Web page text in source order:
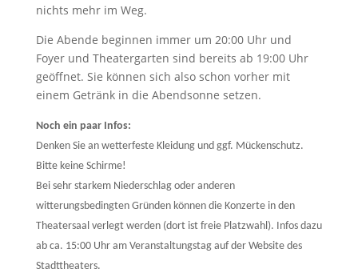
nichts mehr im Weg.
Die Abende beginnen immer um 20:00 Uhr und
Foyer und Theatergarten sind bereits ab 19:00 Uhr
geöffnet. Sie können sich also schon vorher mit
einem Getränk in die Abendsonne setzen.
Noch ein paar Infos:
Denken Sie an wetterfeste Kleidung und ggf. Mückenschutz.
Bitte keine Schirme!
Bei sehr starkem Niederschlag oder anderen
witterungsbedingten Gründen können die Konzerte in den
Theatersaal verlegt werden (dort ist freie Platzwahl). Infos dazu
ab ca. 15:00 Uhr am Veranstaltungstag auf der Website des
Stadttheaters.